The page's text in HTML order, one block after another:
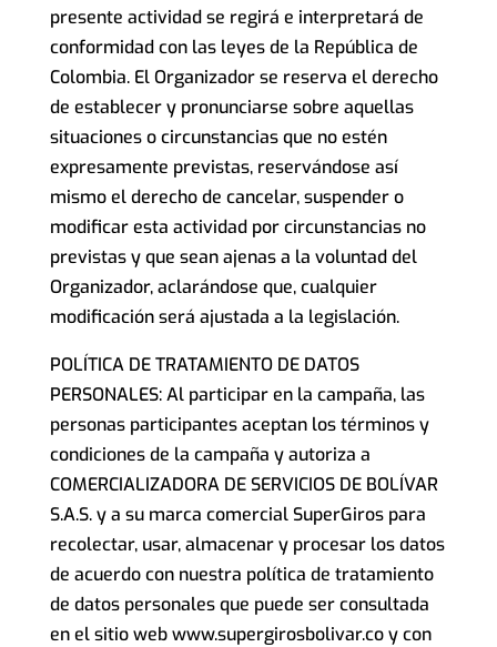
presente actividad se regirá e interpretará de
conformidad con las leyes de la República de
Colombia. El Organizador se reserva el derecho
de establecer y pronunciarse sobre aquellas
situaciones o circunstancias que no estén
expresamente previstas, reservándose así
mismo el derecho de cancelar, suspender o
modificar esta actividad por circunstancias no
previstas y que sean ajenas a la voluntad del
Organizador, aclarándose que, cualquier
modificación será ajustada a la legislación.
POLÍTICA DE TRATAMIENTO DE DATOS
PERSONALES: Al participar en la campaña, las
personas participantes aceptan los términos y
condiciones de la campaña y autoriza a
COMERCIALIZADORA DE SERVICIOS DE BOLÍVAR
S.A.S. y a su marca comercial SuperGiros para
recolectar, usar, almacenar y procesar los datos
de acuerdo con nuestra política de tratamiento
de datos personales que puede ser consultada
en el sitio web www.supergirosbolivar.co y con